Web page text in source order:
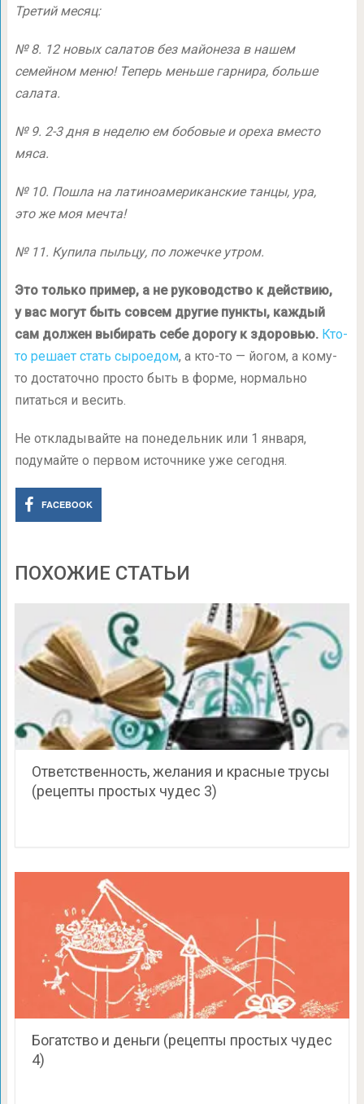
Третий месяц:
№ 8. 12 новых салатов без майонеза в нашем
семейном меню! Теперь меньше гарнира, больше
салата.
№ 9. 2-3дня в неделю ем бобовые и ореха вместо
мяса.
№ 10. Пошла на латиноамериканские танцы, ура,
это же моя мечта!
№ 11. Купила пыльцу, по ложечке утром.
Это только пример, а не руководство к действию,
у вас могут быть совсем другие пункты, каждый
сам должен выбирать себе дорогу к здоровью. Кто-
то решает стать сыроедом, а кто-то — йогом, а кому-
то достаточно просто быть в форме, нормально
питаться и весить.
Не откладывайте на понедельник или 1 января,
подумайте о первом источнике уже сегодня.
FACEBOOK
ПОХОЖИЕ СТАТЬИ
Ответственность, желания и красные трусы
(рецепты простых чудес 3)
Богатство и деньги (рецепты простых чудес
4)